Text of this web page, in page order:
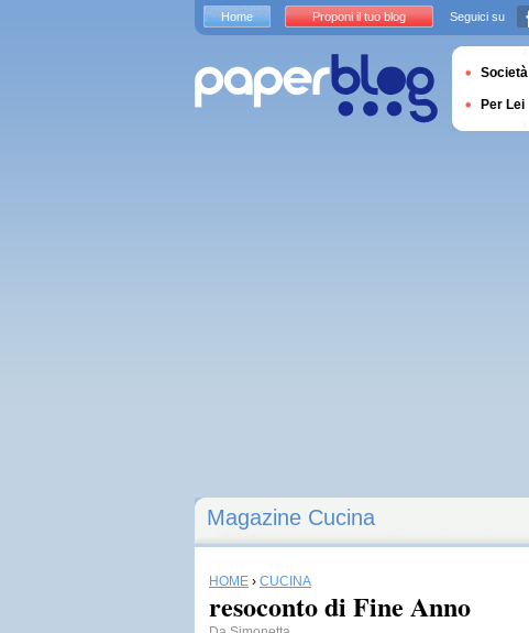
Magazine Cucina
HOME › CUCINA
resoconto di Fine Anno
Home Proponi il tuo blog Seguici su
Società
Per Lei